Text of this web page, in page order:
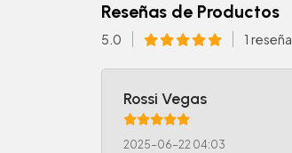
Reseñas de Productos
5.0 1 reseña
Rossi Vegas
2025-06-22 04:03